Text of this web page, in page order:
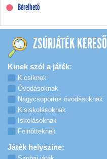
Bérelhető
ZSÚRJÁTÉK KERESŐ
Kinek szól a játék:
Kicsiknek
Óvodásoknak
Nagycsoportos óvodásoknak
Kisiskolásoknak
Iskolásoknak
Felnőtteknek
Játék helyszíne: